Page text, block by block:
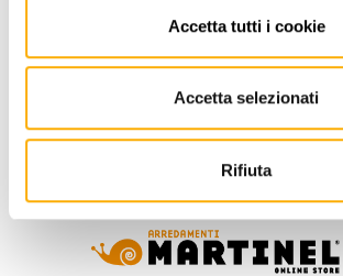
Accetta tutti i cookie
Accetta selezionati
Rifiuta
BEST PRICE GUARANTEED